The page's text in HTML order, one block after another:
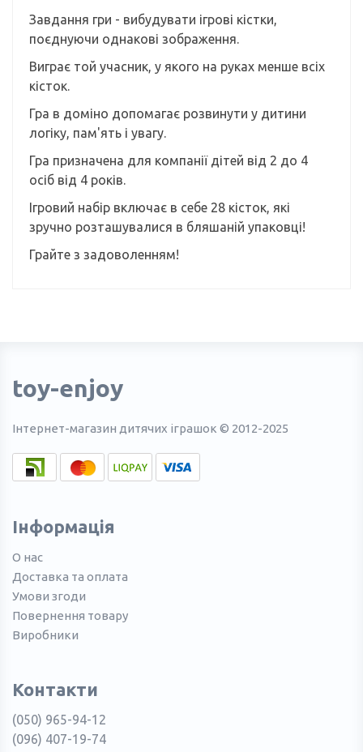
Завдання гри - вибудувати ігрові кістки,
поєднуючи однакові зображення.
Виграє той учасник, у якого на руках менше всіх
кісток.
Гра в доміно допомагає розвинути у дитини
логіку, пам'ять і увагу.
Гра призначена для компанії дітей від 2 до 4
осіб від 4 років.
Ігровий набір включає в себе 28 кісток, які
зручно розташувалися в бляшаній упаковці!
Грайте з задоволенням!
toy-enjoy
Інтернет-магазин дитячих іграшок © 2012-2025
Інформація
О нас
Доставка та оплата
Умови згоди
Повернення товару
Виробники
Контакти
(050) 965-94-12
(096) 407-19-74